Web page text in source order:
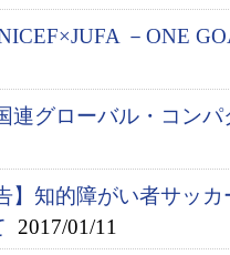
－ONE
連グローバル・コン
】知的障がい者サッ
2017/01/11